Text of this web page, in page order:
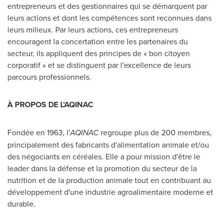
entrepreneurs et des gestionnaires qui se démarquent par
leurs actions et dont les compétences sont reconnues dans
leurs milieux. Par leurs actions, ces entrepreneurs
encouragent la concertation entre les partenaires du
secteur, ils appliquent des principes de « bon citoyen
corporatif » et se distinguent par l'excellence de leurs
parcours professionnels.
À PROPOS DE L'AQINAC
Fondée en 1963, l'AQINAC regroupe plus de 200 membres,
principalement des fabricants d'alimentation animale et/ou
des négociants en céréales. Elle a pour mission d'être le
leader dans la défense et la promotion du secteur de la
nutrition et de la production animale tout en contribuant au
développement d'une industrie agroalimentaire moderne et
durable.